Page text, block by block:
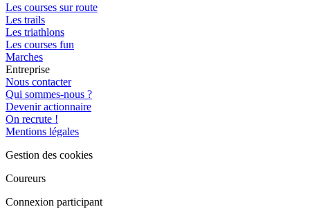
Les courses sur route
Les trails
Les triathlons
Les courses fun
Marches
Entreprise
Nous contacter
Qui sommes-nous ?
Devenir actionnaire
On recrute !
Mentions légales
Gestion des cookies
Coureurs
Connexion participant